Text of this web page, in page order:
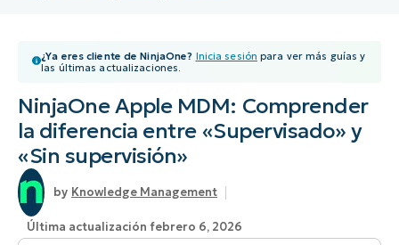
¿Ya eres cliente de NinjaOne? Inicia sesión para ver más guías y
las últimas actualizaciones.
NinjaOne Apple MDM: Comprender
la diferencia entre «Supervisado» y
«Sin supervisión»
Knowledge Management
Última actualización febrero 6, 2026